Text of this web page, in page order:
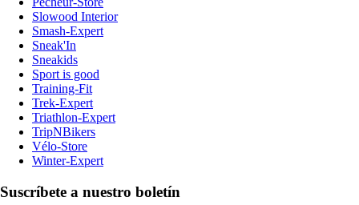
Slowood Interior
Smash-Expert
Sneak'In
Sneakids
Sport is good
Training-Fit
Trek-Expert
Triathlon-Expert
TripNBikers
Vélo-Store
Winter-Expert
Suscríbete a nuestro boletín